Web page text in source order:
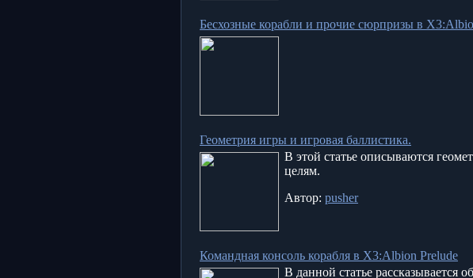
Бесхозные корабли и прочие сюрпризы в
Геометрия игры и игровая баллистика.
В этой статье описываются
целям.
Автор: pusher
Командная консоль корабля в X3:Albion Prelude
В данной статье рассказывается